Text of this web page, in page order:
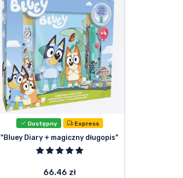
Dostępny Express
"Bluey Diary + magiczny długopis"
66.46 zł